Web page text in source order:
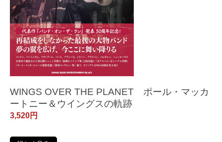
WINGS OVER THE PLANET ポール・マッカ
ートニー＆ウイングスの軌跡
3,520円